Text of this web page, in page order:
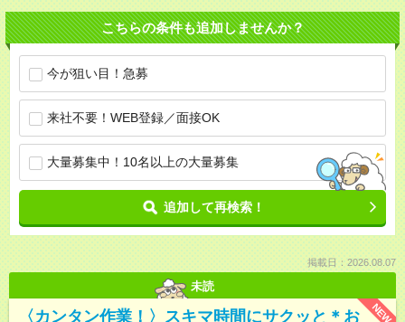
こちらの条件も追加しませんか？
今が狙い目！急募
来社不要！WEB登録／面接OK
大量募集中！10名以上の大量募集
追加して再検索！
掲載日：2026.08.07
未読
NEW
〈カンタン作業！〉スキマ時間にサクッと＊お